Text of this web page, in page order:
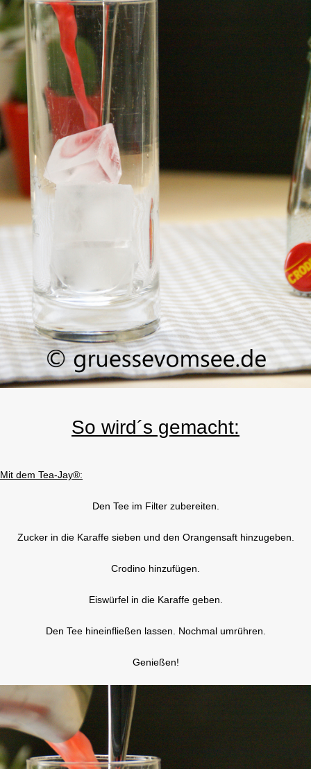
So wird´s gemacht:
Mit dem Tea-Jay®:
Den Tee im Filter zubereiten.
Zucker in die Karaffe sieben und den Orangensaft hinzugeben.
Crodino hinzufügen.
Eiswürfel in die Karaffe geben.
Den Tee hineinfließen lassen. Nochmal umrühren.
Genießen!